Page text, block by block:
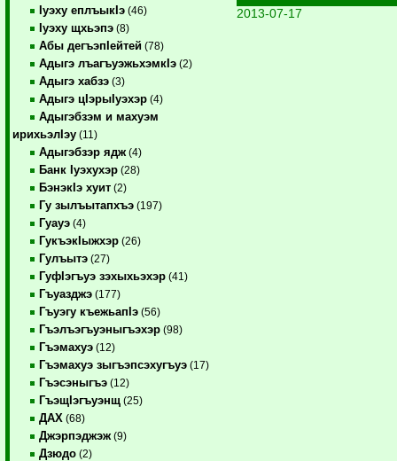
Iуэху еплъыкIэ (46)
Iуэху щхьэпэ (8)
Абы дегъэпIейтей (78)
Адыгэ лъагъуэжьхэмкIэ (2)
Адыгэ хабзэ (3)
Адыгэ цIэрыIуэхэр (4)
Адыгэбзэм и махуэм
ирихьэлIэу (11)
Адыгэбзэр ядж (4)
Банк Iуэхухэр (28)
БэнэкIэ хуит (2)
Гу зылъытапхъэ (197)
Гуауэ (4)
ГукъэкIыжхэр (26)
Гулъытэ (27)
ГуфIэгъуэ зэхыхьэхэр (41)
Гъуазджэ (177)
Гъуэгу къежьапIэ (56)
Гъэлъэгъуэныгъэхэр (98)
Гъэмахуэ (12)
Гъэмахуэ зыгъэпсэхугъуэ (17)
Гъэсэныгъэ (12)
ГъэщIэгъуэнщ (25)
ДАХ (68)
Джэрпэджэж (9)
Дзюдо (2)
2013-07-17